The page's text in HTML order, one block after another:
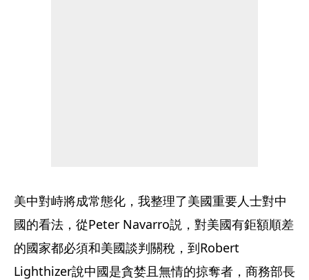
美中對峙將成常態化，我整理了美國重要人士對中
國的看法，從Peter Navarro説，對美國有鉅額順差
的國家都必須和美國談判關稅，到Robert
Lighthizer說中國是貪婪且無情的掠奪者，商務部長